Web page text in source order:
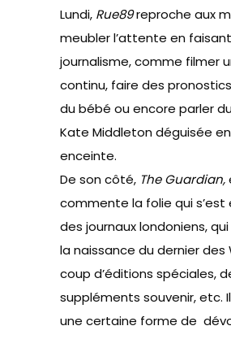
Lundi, Rue89reproche aux
meubler l’attente en
journalisme, comme filmer
continu, faire des
du bébé ou encore parler
Kate Middleton déguisée
enceinte.
De son côté, The Guardian,
commente la folie qui s’est
des journaux londoniens,
la naissance du dernier des
coup d’éditions spéciales,
suppléments souvenir, etc.
une certaine forme de